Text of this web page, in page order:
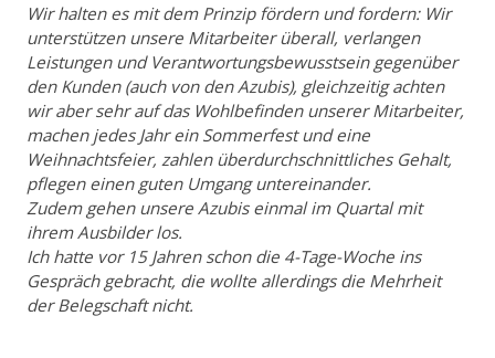
Wir halten es mit dem Prinzip fördern und fordern: Wir
unterstützen unsere Mitarbeiter überall, verlangen
Leistungen und Verantwortungsbewusstsein gegenüber
den Kunden (auch von den Azubis), gleichzeitig achten
wir aber sehr auf das Wohlbefinden unserer Mitarbeiter,
machen jedes Jahr ein Sommerfest und eine
Weihnachtsfeier, zahlen überdurchschnittliches Gehalt,
pflegen einen guten Umgang untereinander.
Zudem gehen unsere Azubis einmal im Quartal mit
ihrem Ausbilder los.
Ich hatte vor 15 Jahren schon die 4-Tage-Woche ins
Gespräch gebracht, die wollte allerdings die Mehrheit
der Belegschaft nicht.